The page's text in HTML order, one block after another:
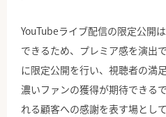
YouTubeライブ配信の限定公開
できるため、プレミア感を演出
に限定公開を行い、視聴者の満
濃いファンの獲得が期待できる
れる顧客への感謝を表す場として